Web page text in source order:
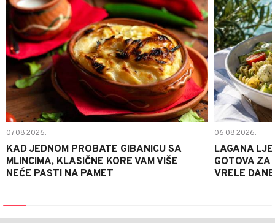
07.08.2026.
KAD JEDNOM PROBATE GIBANICU SA
MLINCIMA, KLASIČNE KORE VAM VIŠE
NEĆE PASTI NA PAMET
06.08.2026.
LAGANA
GOTOVA ZA
VRELE DANE